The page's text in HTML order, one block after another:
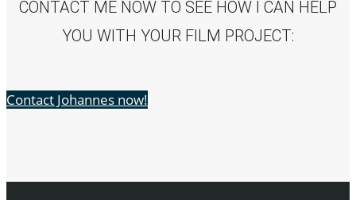
CONTACT ME NOW TO SEE HOW I CAN HELP
YOU WITH YOUR FILM PROJECT:
Contact Johannes now!